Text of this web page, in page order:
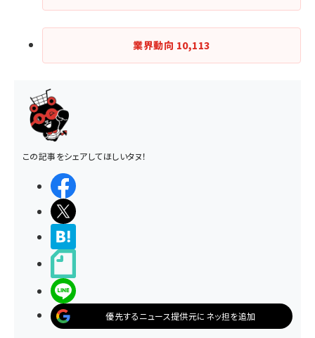
業界動向 10,113
この記事をシェアしてほしいタヌ！
優先するニュース提供元にネッ担を追加